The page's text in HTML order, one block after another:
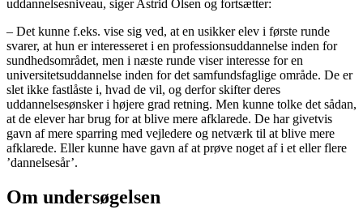
uddannelsesniveau, siger Astrid Olsen og fortsætter:
– Det kunne f.eks. vise sig ved, at en usikker elev i første runde
svarer, at hun er interesseret i en professionsuddannelse inden for
sundhedsområdet, men i næste runde viser interesse for en
universitetsuddannelse inden for det samfundsfaglige område. De er
slet ikke fastlåste i, hvad de vil, og derfor skifter deres
uddannelsesønsker i højere grad retning. Men kunne tolke det sådan,
at de elever har brug for at blive mere afklarede. De har givetvis
gavn af mere sparring med vejledere og netværk til at blive mere
afklarede. Eller kunne have gavn af at prøve noget af i et eller flere
’dannelsesår’.
Om undersøgelsen